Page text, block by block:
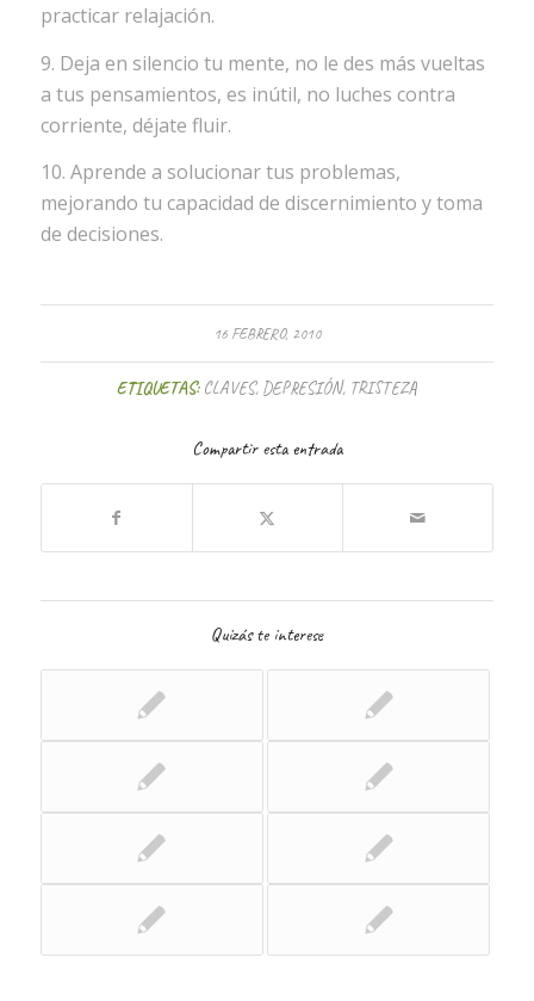
practicar relajación.
9. Deja en silencio tu mente, no le des más vueltas
a tus pensamientos, es inútil, no luches contra
corriente, déjate fluir.
10. Aprende a solucionar tus problemas,
mejorando tu capacidad de discernimiento y toma
de decisiones.
16 FEBRERO, 2010
ETIQUETAS: CLAVES, DEPRESIÓN, TRISTEZA
Compartir esta entrada
Quizás te interese